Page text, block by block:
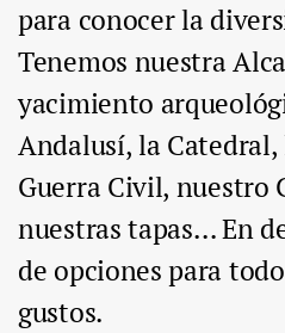
para conocer la
Tenemos nuestra
yacimiento
Andalusí, la Catedral,
Guerra Civil, nuestro
nuestras tapas… En
de opciones para
gustos.